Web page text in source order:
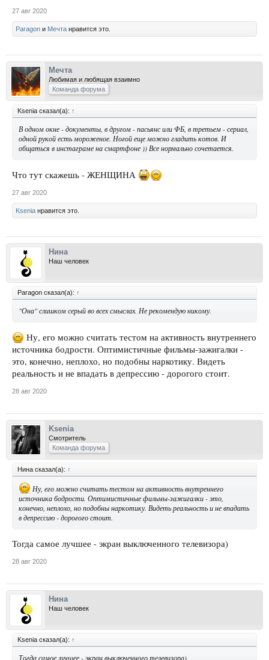
27 авг 2020
Paragon и Мечта нравится это.
Мечта
Любимая и любящая взаимно
Команда форума
Ksenia сказал(а): ↑
В одном окне - документы, в другом - пасьянс или ФБ, в третьем - сериал,
одной рукой есть мороженое. Ногой еще можно гладить котов. И
общаться в инстаграме на смартфоне )) Все нормально сочетается.
Что тут скажешь - ЖЕНЩИНА
27 авг 2020
Ksenia нравится это.
Нина
Наш человек
Paragon сказал(а): ↑
"Она" слишком серый во всех смыслах. Не рекомендую никому.
Ну, его можно считать тестом на активность внутреннего
источника бодрости. Оптимистичные фильмы-зажигалки -
это, конечно, неплохо, но подобны наркотику. Видеть
реальность и не впадать в депрессию - дорогого стоит.
28 авг 2020
Ksenia
Смотритель
Команда форума
Нина сказал(а): ↑
Ну, его можно считать тестом на активность внутреннего
источника бодрости. Оптимистичные фильмы-зажигалки - это,
конечно, неплохо, но подобны наркотику. Видеть реальность и не впадать
в депрессию - дорогого стоит.
Тогда самое лучшее - экран выключенного телевизора)
28 авг 2020
Нина
Наш человек
Ksenia сказал(а): ↑
Тогда самое лучшее - экран выключенного телевизора)